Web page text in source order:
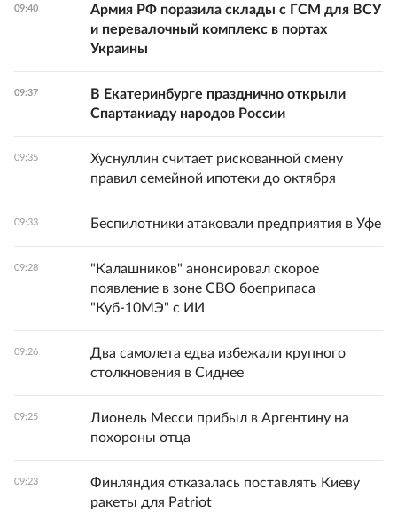
09:40
Армия РФ поразила склады с ГСМ для ВСУ
и перевалочный комплекс в портах
Украины
09:37
В Екатеринбурге празднично открыли
Спартакиаду народов России
09:35
Хуснуллин считает рискованной смену
правил семейной ипотеки до октября
09:33 Беспилотники атаковали предприятия в Уфе
09:28
"Калашников" анонсировал скорое
появление в зоне СВО боеприпаса
"Куб-10МЭ" с ИИ
09:26
Два самолета едва избежали крупного
столкновения в Сиднее
09:25
Лионель Месси прибыл в Аргентину на
похороны отца
09:23
Финляндия отказалась поставлять Киеву
ракеты для Patriot